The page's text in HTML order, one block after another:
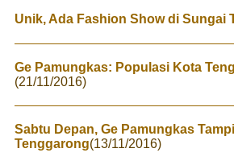
Unik, Ada Fashion Show di Sungai
Ge Pamungkas: Populasi Kota
(21/11/2016)
Sabtu Depan, Ge Pamungkas
Tenggarong(13/11/2016)